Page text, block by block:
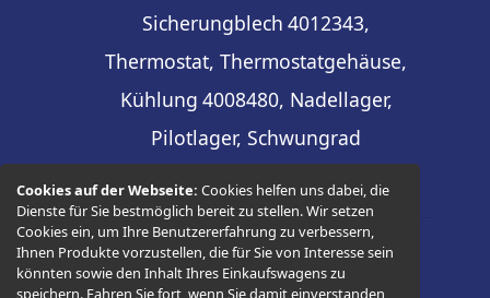
Cookies auf der Webseite:Cookies helfen uns dabei, die
Dienste für Sie bestmöglich bereit zu stellen. Wir setzen
Cookies ein, um Ihre Benutzererfahrung zu verbessern,
Ihnen Produkte vorzustellen, die für Sie von Interesse sein
könnten sowie den Inhalt Ihres Einkaufswagens zu
Sicherungblech 4012343,
Thermostat, Thermostatgehäuse,
Kühlung 4008480, Nadellager,
Pilotlager, Schwungrad
© 2026 -Thüringer Ersatzteilhandel